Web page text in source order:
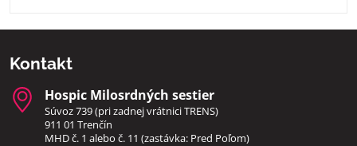
Kontakt
Hospic Milosrdných sestier
Súvoz 739 (pri zadnej vrátnici TRENS)
911 01 Trenčín
MHD č. 1 alebo č. 11 (zastávka: Pred Poľom)